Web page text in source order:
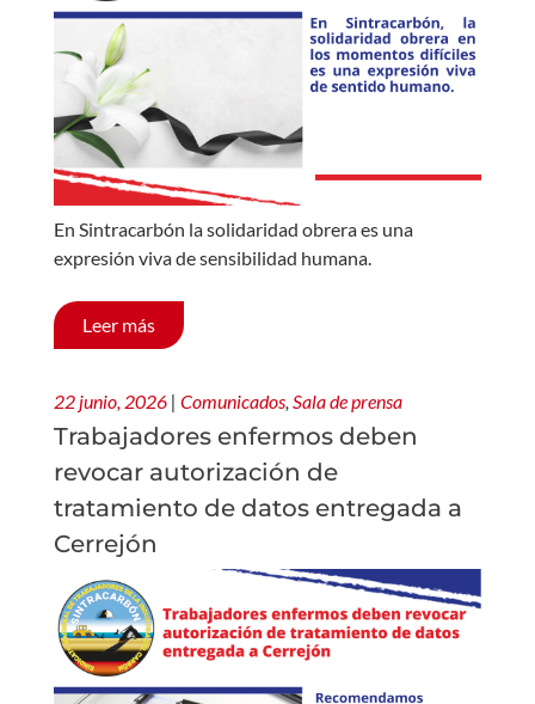
En Sintracarbón la solidaridad obrera es una
expresión viva de sensibilidad humana.
Leer más
22 junio, 2026 | Comunicados, Sala de prensa
Trabajadores enfermos deben
revocar autorización de
tratamiento de datos entregada a
Cerrejón